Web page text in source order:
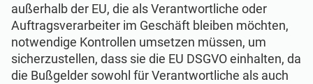
außerhalb der EU, die als Verantwortliche oder
Auftragsverarbeiter im Geschäft bleiben möchten,
notwendige Kontrollen umsetzen müssen, um
sicherzustellen, dass sie die EU DSGVO einhalten, da
die Bußgelder sowohl für Verantwortliche als auch